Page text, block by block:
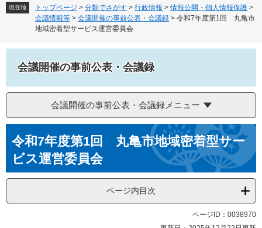
現在地 トップページ > 分類でさがす > 行政情報 >情報公開・個人情報保護 >
会議情報等 > 会議開催の事前公表・会議録 > 令和7年度第1回 丸亀市
地域密着型サービス運営委員会
会議開催の事前公表・会議録
会議開催の事前公表・会議録メニュー
文令和7年度第1回 丸亀市地域密着型サー
ビス運営委員会
ページ内目次
ページID：0038970